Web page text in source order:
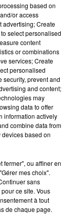
based on
or access
advertising; Create
select personalised
content
or combinations
services; Create
personalised
security, prevent and
and content;
may
data to offer
information actively
combine data from
based on
fermer", ou affiner en
mes choix".
sans
ce site. Vous
à tout
de chaque page.